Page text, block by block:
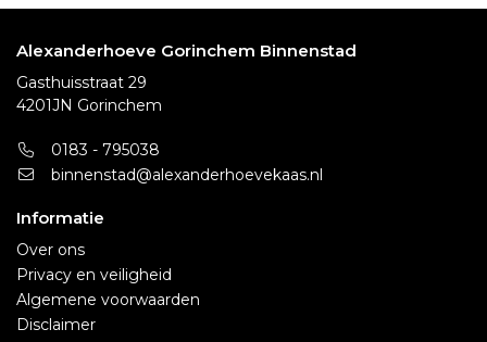
Alexanderhoeve Gorinchem Binnenstad
Gasthuisstraat 29
4201JN Gorinchem
0183 - 795038
binnenstad@alexanderhoevekaas.nl
Informatie
Over ons
Privacy en veiligheid
Algemene voorwaarden
Disclaimer